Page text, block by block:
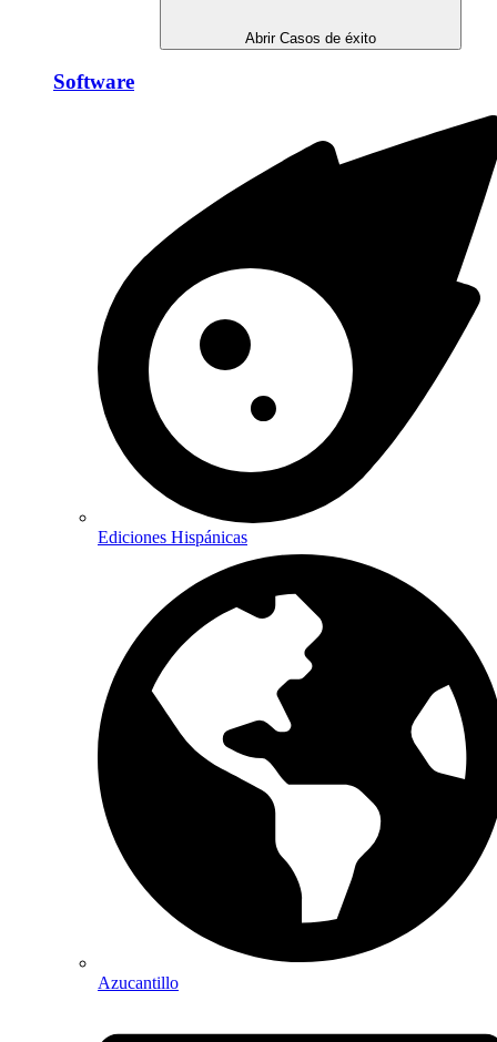
Abrir Casos de éxito
Software
Ediciones Hispánicas
Azucantillo